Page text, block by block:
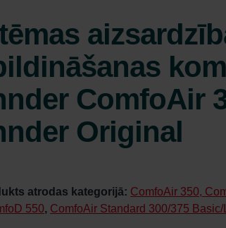
ComfoAir
Original
atrodas kategorijā: ComfoAir 350,
550, ComfoAir Standard 300/375 Basic/